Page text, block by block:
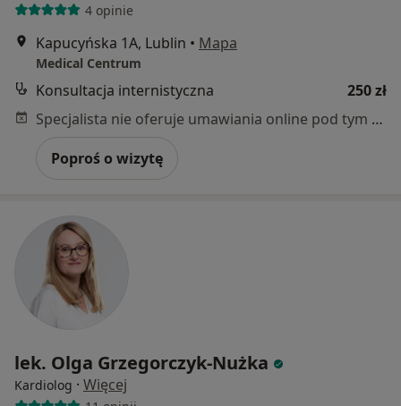
4 opinie
Kapucyńska 1A, Lublin • Mapa
Medical Centrum
Konsultacja internistyczna
250 zł
Specjalista nie oferuje umawiania online pod tym adresem.
Poproś o wizytę
lek. Olga Grzegorczyk-Nużka
Kardiolog · Więcej